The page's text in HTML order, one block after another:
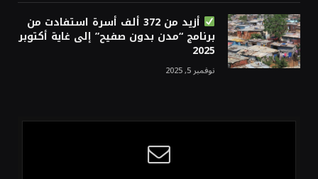
أزيد من 372 ألف أسرة استفادت من
برنامج “مدن بدون صفيح” إلى غاية أكتوبر
2025
نوفمبر 5, 2025